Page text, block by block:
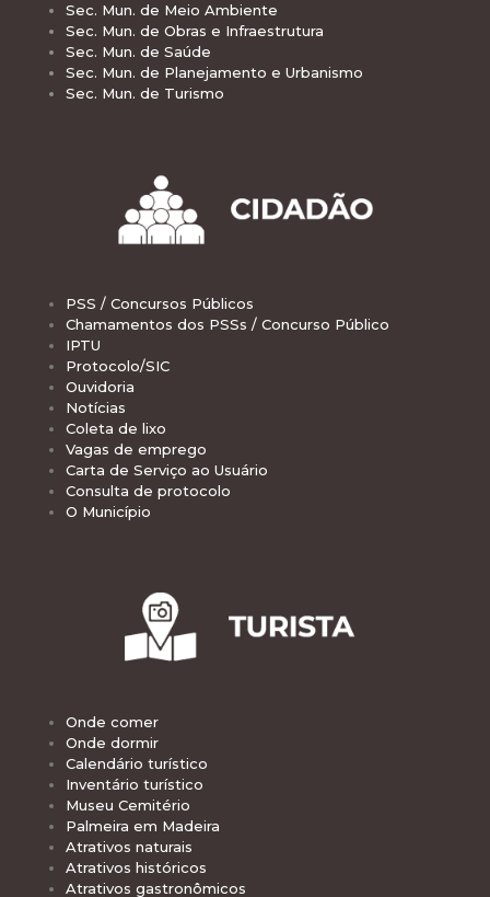
Sec. Mun. de Meio Ambiente
Sec. Mun. de Obras e Infraestrutura
Sec. Mun. de Saúde
Sec. Mun. de Planejamento e Urbanismo
Sec. Mun. de Turismo
PSS / Concursos Públicos
Chamamentos dos PSSs / Concurso Público
IPTU
Protocolo/SIC
Ouvidoria
Notícias
Coleta de lixo
Vagas de emprego
Carta de Serviço ao Usuário
Consulta de protocolo
O Município
Onde comer
Onde dormir
Calendário turístico
Inventário turístico
Museu Cemitério
Palmeira em Madeira
Atrativos naturais
Atrativos históricos
Atrativos gastronômicos